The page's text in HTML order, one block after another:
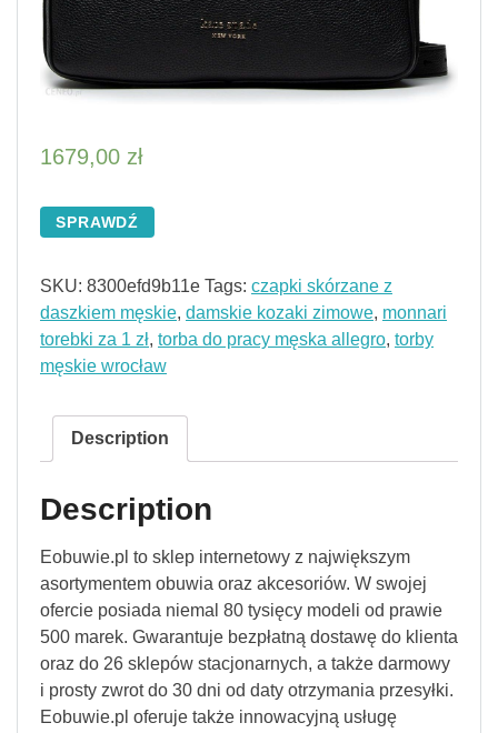
1679,00 zł
SPRAWDŹ
SKU: 8300efd9b11e Tags: czapki skórzane z
daszkiem męskie, damskie kozaki zimowe, monnari
torebki za 1 zł, torba do pracy męska allegro, torby
męskie wrocław
Description
Description
Eobuwie.pl to sklep internetowy z największym
asortymentem obuwia oraz akcesoriów. W swojej
ofercie posiada niemal 80 tysięcy modeli od prawie
500 marek. Gwarantuje bezpłatną dostawę do klienta
oraz do 26 sklepów stacjonarnych, a także darmowy
i prosty zwrot do 30 dni od daty otrzymania przesyłki.
Eobuwie.pl oferuje także innowacyjną usługę